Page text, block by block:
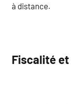
à distance.
Fiscalité